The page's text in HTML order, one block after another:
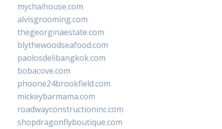
mychaihouse.com
alvisgrooming.com
thegeorginaestate.com
blythewoodseafood.com
paolosdelibangkok.com
bobacove.com
phoone24brookfield.com
mickeybarmama.com
roadwayconstructioninc.com
shopdragonflyboutique.com